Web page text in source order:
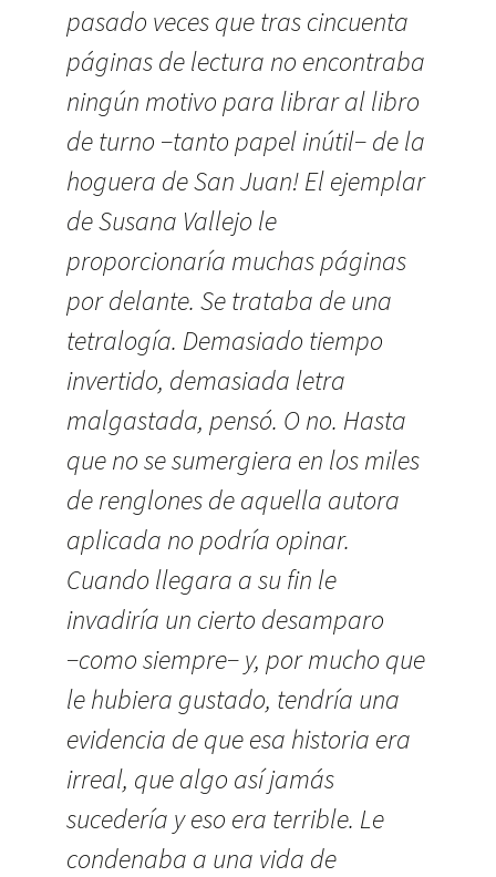
pasado veces que tras cincuenta
páginas de lectura no encontraba
ningún motivo para librar al libro
de turno −tanto papel inútil− de la
hoguera de San Juan! El ejemplar
de Susana Vallejo le
proporcionaría muchas páginas
por delante. Se trataba de una
tetralogía. Demasiado tiempo
invertido, demasiada letra
malgastada, pensó. O no. Hasta
que no se sumergiera en los miles
de renglones de aquella autora
aplicada no podría opinar.
Cuando llegara a su fin le
invadiría un cierto desamparo
−como siempre− y, por mucho que
le hubiera gustado, tendría una
evidencia de que esa historia era
irreal, que algo así jamás
sucedería y eso era terrible. Le
condenaba a una vida de